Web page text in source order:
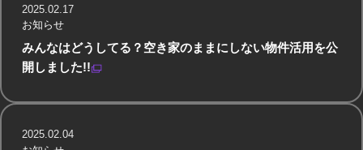
みんなはどうしてる？空き家のままにしない物件活用を公
開しました!!
2025.02.17
お知らせ
2025.02.04